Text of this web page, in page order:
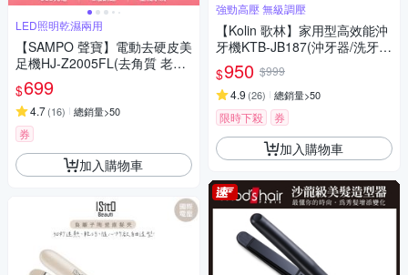
LED照明乾濕兩用
【SAMPO 聲寶】電動去硬皮美
足機HJ-Z2005FL(去角質 老繭
修足 去除死皮)
$699
4.7(16) 總銷量>50
券
加入購物車
強勁高壓 無級調壓
【Kolin 歌林】家用型高效能沖
牙機KTB-JB187(沖牙器/洗牙
器/噴牙機/牙線機)
$950 $999
4.9 (26) 總銷量>50
限時下殺 券
加入購物車